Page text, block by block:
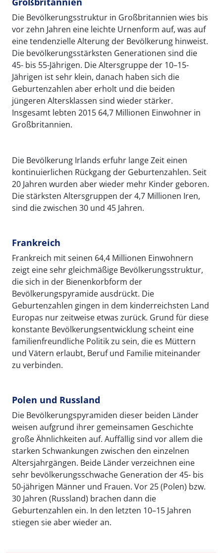
Die Bevölkerungsstruktur in Großbritannien wies bis
vor zehn Jahren eine leichte Urnenform auf, was auf
eine tendenzielle Alterung der Bevölkerung hinweist.
Die bevölkerungsstärksten Generationen sind die
45- bis 55-Jährigen. Die Altersgruppe der 10–15-
Jährigen ist sehr klein, danach haben sich die
Geburtenzahlen aber erholt und die beiden
jüngeren Altersklassen sind wieder stärker.
Insgesamt lebten 2015 64,7 Millionen Einwohner in
Großbritannien.
Die Bevölkerung Irlands erfuhr lange Zeit einen
kontinuierlichen Rückgang der Geburtenzahlen. Seit
20 Jahren wurden aber wieder mehr Kinder geboren.
Die stärksten Altersgruppen der 4,7 Millionen Iren,
sind die zwischen 30 und 45 Jahren.
Frankreich
Frankreich mit seinen 64,4 Millionen Einwohnern
zeigt eine sehr gleichmäßige Bevölkerungsstruktur,
die sich in der Bienenkorbform der
Bevölkerungspyramide ausdrückt. Die
Geburtenzahlen gingen in dem kinderreichsten Land
Europas nur zeitweise etwas zurück. Grund für diese
konstante Bevölkerungsentwicklung scheint eine
familienfreundliche Politik zu sein, die es Müttern
und Vätern erlaubt, Beruf und Familie miteinander
zu verbinden.
Polen und Russland
Die Bevölkerungspyramiden dieser beiden Länder
weisen aufgrund ihrer gemeinsamen Geschichte
große Ähnlichkeiten auf. Auffällig sind vor allem die
starken Schwankungen zwischen den einzelnen
Altersjahrgängen. Beide Länder verzeichnen eine
sehr bevölkerungsschwache Generation der 45- bis
50-jährigen Männer und Frauen. Vor 25 (Polen) bzw.
30 Jahren (Russland) brachen dann die
Geburtenzahlen ein. In den letzten 10–15 Jahren
stiegen sie aber wieder an.